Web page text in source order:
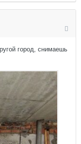
город, снимаешь